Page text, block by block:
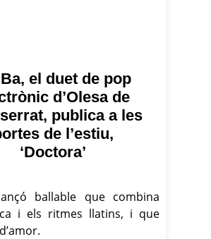
el duet de pop
d’Olesa de
publica a les
de l’estiu,
‘Doctora’
ballable que combina
i els ritmes llatins, i que